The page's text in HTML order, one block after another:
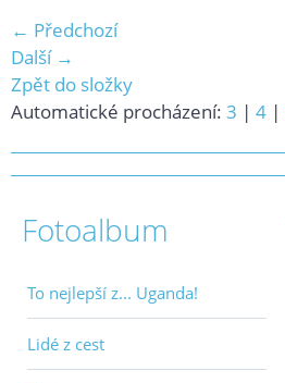
← Předchozí
Další →
Zpět do složky
Automatické procházení: 3 | 4 |
Fotoalbum
To nejlepší z... Uganda!
Lidé z cest